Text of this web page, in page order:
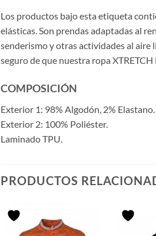
Los productos bajo esta etiqueta
elásticas. Son prendas adaptadas al
senderismo y otras actividades al aire
seguro de que nuestra ropa
COMPOSICIÓN
Exterior 1: 98% Algodón, 2% Elastano.
Exterior 2: 100% Poliéster.
Laminado TPU.
PRODUCTOS